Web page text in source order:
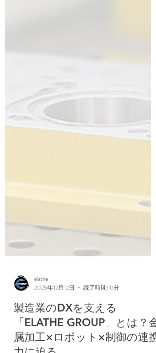
elathe
2025年12月12日
読了時間: 0分
製造業のDXを支える